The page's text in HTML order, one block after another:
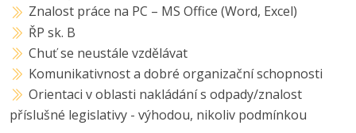
Znalost práce na PC – MS Office (Word, Excel)
ŘP sk. B
Chuť se neustále vzdělávat
Komunikativnost a dobré organizační schopnosti
Orientaci v oblasti nakládání s odpady/znalost
příslušné legislativy - výhodou, nikoliv podmínkou